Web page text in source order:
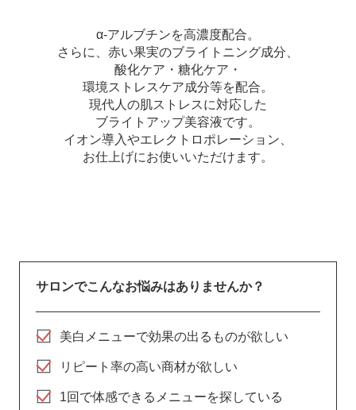
α-アルブチンを高濃度配合。
さらに、赤い果実のブライトニング成分、
酸化ケア・糖化ケア・
環境ストレスケア成分等を配合。
現代人の肌ストレスに対応した
ブライトアップ美容液です。
イオン導入やエレクトロポレーション、
お仕上げにお使いいただけます。
サロンでこんなお悩みはありませんか？
美白メニューで効果の出るものが欲しい
リピート率の高い商材が欲しい
1回で体感できるメニューを探している